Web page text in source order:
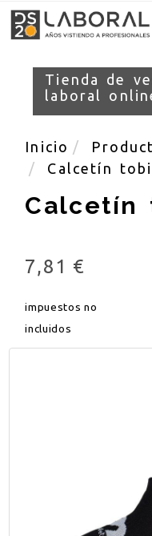
Tienda de
laboral
Inicio
Calcetín
Calcetín
7,81 €
impuestos no
incluidos